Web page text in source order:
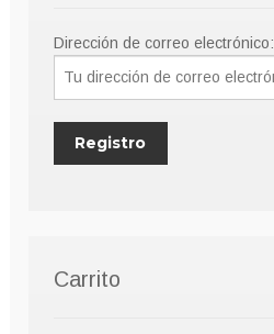
Dirección de correo electrónico:
Carrito